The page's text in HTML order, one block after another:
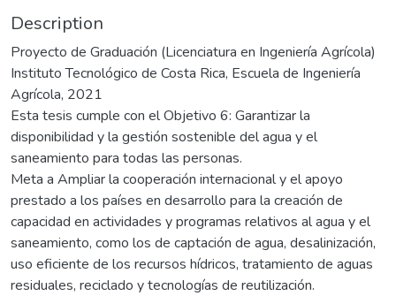
Description
Proyecto de Graduación (Licenciatura en Ingeniería Agrícola)
Instituto Tecnológico de Costa Rica, Escuela de Ingeniería
Agrícola, 2021
Esta tesis cumple con el Objetivo 6: Garantizar la
disponibilidad y la gestión sostenible del agua y el
saneamiento para todas las personas.
Meta a Ampliar la cooperación internacional y el apoyo
prestado a los países en desarrollo para la creación de
capacidad en actividades y programas relativos al agua y el
saneamiento, como los de captación de agua, desalinización,
uso eficiente de los recursos hídricos, tratamiento de aguas
residuales, reciclado y tecnologías de reutilización.